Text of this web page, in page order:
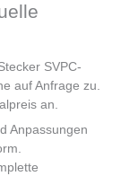
SVPC-
auf Anfrage zu.
an.
Anpassungen